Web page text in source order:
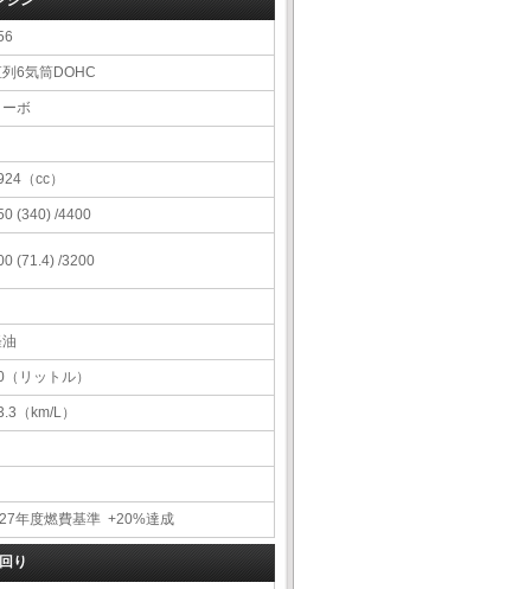
6気筒DOHC
ボ
（cc）
(340) /4400
(71.4) /3200
（リットル）
（km/L）
年度燃費基準 +20%達成
り